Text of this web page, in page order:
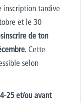
inscription tardive
et le 30
de ton
Cette
selon
25 et/ou avant